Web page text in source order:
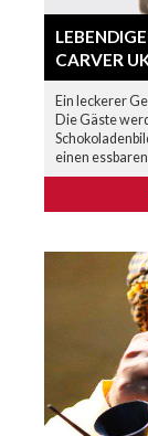
CARVER
Ein leckerer
Die Gäste
einen